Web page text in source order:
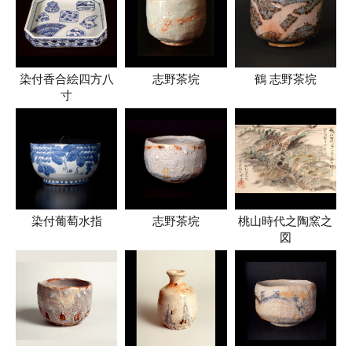
染付香合絵四方八
寸
志野茶垸 鶴 志野茶垸
染付葡萄水指 志野茶垸
桃山時代之陶窯之
図